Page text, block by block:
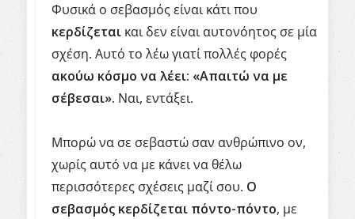
Φυσικά ο σεβασμός είναι κάτι που
κερδίζεται και δεν είναι αυτονόητος σε μία
σχέση. Αυτό το λέω γιατί πολλές φορές
ακούω κόσμο να λέει: «Απαιτώ να με
σέβεσαι». Ναι, εντάξει.
Μπορώ να σε σεβαστώ σαν ανθρώπινο ον,
χωρίς αυτό να με κάνει να θέλω
περισσότερες σχέσεις μαζί σου. Ο
σεβασμός κερδίζεται πόντο-πόντο, με